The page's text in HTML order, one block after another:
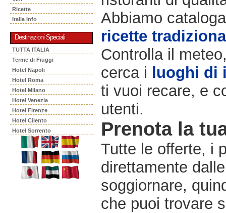
Ricette
Italia Info
Destinazioni Speciali
TUTTA ITALIA
Terme di Fiuggi
Hotel Napoli
Hotel Roma
Hotel Milano
Hotel Venezia
Hotel Firenze
Hotel Cilento
Hotel Sorrento
Abbiamo
ricette
Controlla il
cerca i luoghi di
ti vuoi recare, e
utenti.
Prenota la
Tutte le offerte, i
direttamente
soggiornare,
che puoi trovare